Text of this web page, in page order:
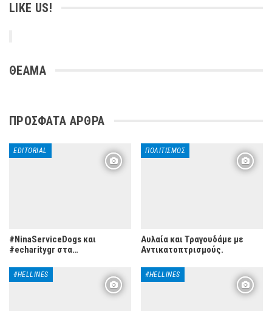
LIKE US!
ΘΕΑΜΑ
ΠΡΌΣΦΑΤΑ ΆΡΘΡΑ
EDITORIAL
#NinaServiceDogs και
#echaritygr στα…
ΠΟΛΙΤΙΣΜΌΣ
Αυλαία και Τραγουδάμε με
Αντικατοπτρισμούς.
#HELLINES #HELLINES